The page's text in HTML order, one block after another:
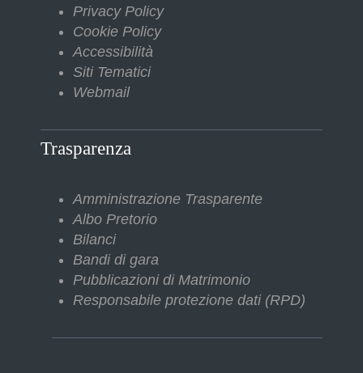
Privacy Policy
Cookie Policy
Accessibilità
Siti Tematici
Webmail
Trasparenza
Amministrazione Trasparente
Albo Pretorio
Bilanci
Bandi di gara
Pubblicazioni di Matrimonio
Responsabile protezione dati (RPD)